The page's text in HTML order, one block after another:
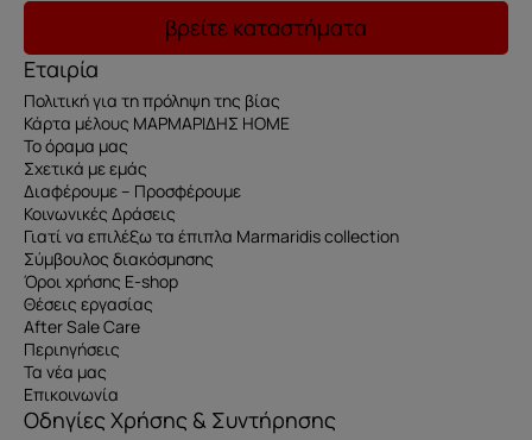
βρείτε καταστήματα
Εταιρία
Πολιτική για τη πρόληψη της βίας
Κάρτα μέλους ΜΑΡΜΑΡΙΔΗΣ HOME
Το όραμα μας
Σχετικά με εμάς
Διαφέρουμε – Προσφέρουμε
Κοινωνικές Δράσεις
Γιατί να επιλέξω τα έπιπλα Marmaridis collection
Σύμβουλος διακόσμησης
Όροι χρήσης E-shop
Θέσεις εργασίας
After Sale Care
Περιηγήσεις
Τα νέα μας
Επικοινωνία
Οδηγίες Χρήσης & Συντήρησης